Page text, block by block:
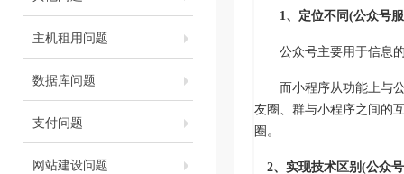
主机租用问题
数据库问题
支付问题
网站建设问题
1、定位不同(公众号
公众号主要用于信息的
而小程序从功能上与公
友圈、群与小程序之间的
圈。
2、实现技术区别(公众